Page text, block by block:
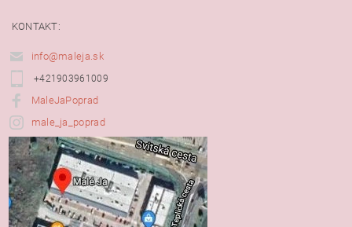
KONTAKT:
info@maleja.sk
+421903961009
MaleJaPoprad
male_ja_poprad